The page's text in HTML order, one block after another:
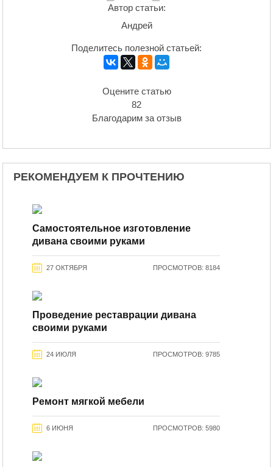
Автор статьи:
Андрей
Поделитесь полезной статьей:
Оцените статью
82
Благодарим за отзыв
РЕКОМЕНДУЕМ К ПРОЧТЕНИЮ
Самостоятельное изготовление
дивана своими руками
27 ОКТЯБРЯ ПРОСМОТРОВ: 8184
Проведение реставрации дивана
своими руками
24 ИЮЛЯ ПРОСМОТРОВ: 9785
Ремонт мягкой мебели
6 ИЮНЯ ПРОСМОТРОВ: 5980